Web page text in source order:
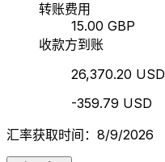
转账费用
15.00 GBP
收款方到账
26,370.20 USD
-359.79 USD
汇率获取时间：8/9/2026